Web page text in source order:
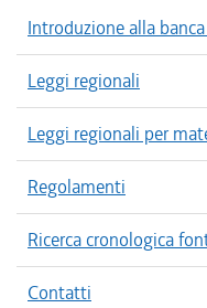
Introduzione alla
Leggi regionali
Leggi regionali per
Regolamenti
Ricerca cronologica
Contatti